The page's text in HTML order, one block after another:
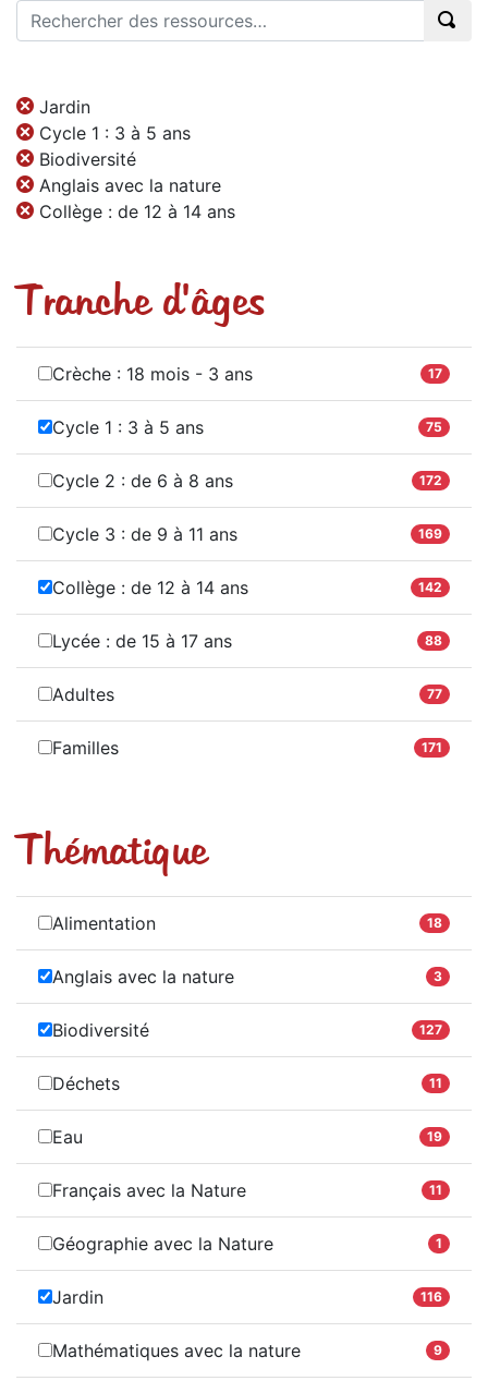
Jardin
Cycle 1 : 3 à 5 ans
Biodiversité
Anglais avec la nature
Collège : de 12 à 14 ans
Tranche d'âges
Crèche : 18 mois - 3 ans 17
Cycle 1 : 3 à 5 ans 75
Cycle 2 : de 6 à 8 ans 172
Cycle 3 : de 9 à 11 ans 169
Collège : de 12 à 14 ans 142
Lycée : de 15 à 17 ans 88
Adultes 77
Familles 171
Thématique
Alimentation 18
Anglais avec la nature 3
Biodiversité 127
Déchets 11
Eau 19
Français avec la Nature 11
Géographie avec la Nature 1
Jardin 116
Mathématiques avec la nature 9